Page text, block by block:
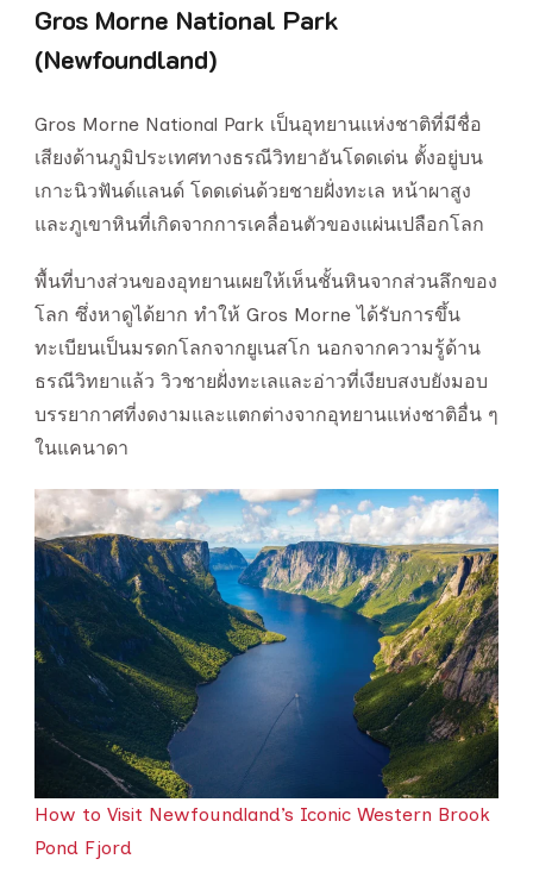
Gros Morne National Park
(Newfoundland)
Gros Morne National Park เป็นอุทยานแห่งชาติที่มีชื่อ
เสียงด้านภูมิประเทศทางธรณีวิทยาอันโดดเด่น ตั้งอยู่บน
เกาะนิวฟันด์แลนด์ โดดเด่นด้วยชายฝั่งทะเล หน้าผาสูง
และภูเขาหินที่เกิดจากการเคลื่อนตัวของแผ่นเปลือกโลก
พื้นที่บางส่วนของอุทยานเผยให้เห็นชั้นหินจากส่วนลึกของ
โลก ซึ่งหาดูได้ยาก ทำให้ Gros Morne ได้รับการขึ้น
ทะเบียนเป็นมรดกโลกจากยูเนสโก นอกจากความรู้ด้าน
ธรณีวิทยาแล้ว วิวชายฝั่งทะเลและอ่าวที่เงียบสงบยังมอบ
บรรยากาศที่งดงามและแตกต่างจากอุทยานแห่งชาติอื่น ๆ
ในแคนาดา
How to Visit Newfoundland’s Iconic Western Brook
Pond Fjord